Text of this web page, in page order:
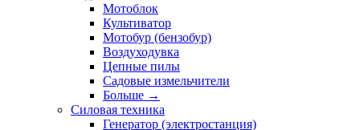
Мотоблок
Культиватор
Мотобур (бензобур)
Воздуходувка
Цепные пилы
Садовые измельчители
Больше →
Силовая техника
Генератор (электростанция)